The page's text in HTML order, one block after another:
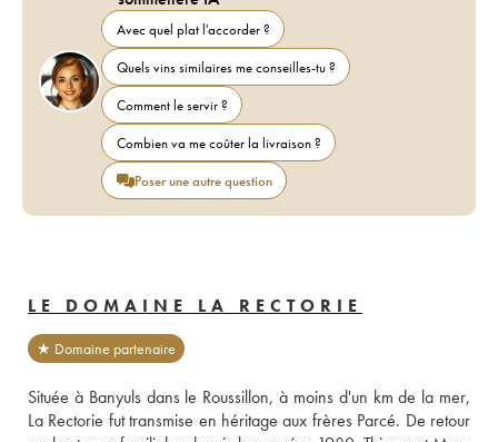
Avec quel plat l'accorder ?
Quels vins similaires me conseilles-tu ?
Comment le servir ?
Combien va me coûter la livraison ?
Poser une autre question
LE DOMAINE LA RECTORIE
★ Domaine partenaire
Située à Banyuls dans le Roussillon, à moins d'un km de la mer,
La Rectorie fut transmise en héritage aux frères Parcé. De retour